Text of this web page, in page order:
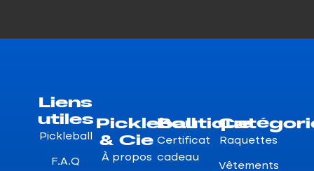
Liens
utiles
Pickleball
F.A.Q
Pickleball
& Cie
À propos
Boutique
Certificat
cadeau
Raquettes
Vêtements